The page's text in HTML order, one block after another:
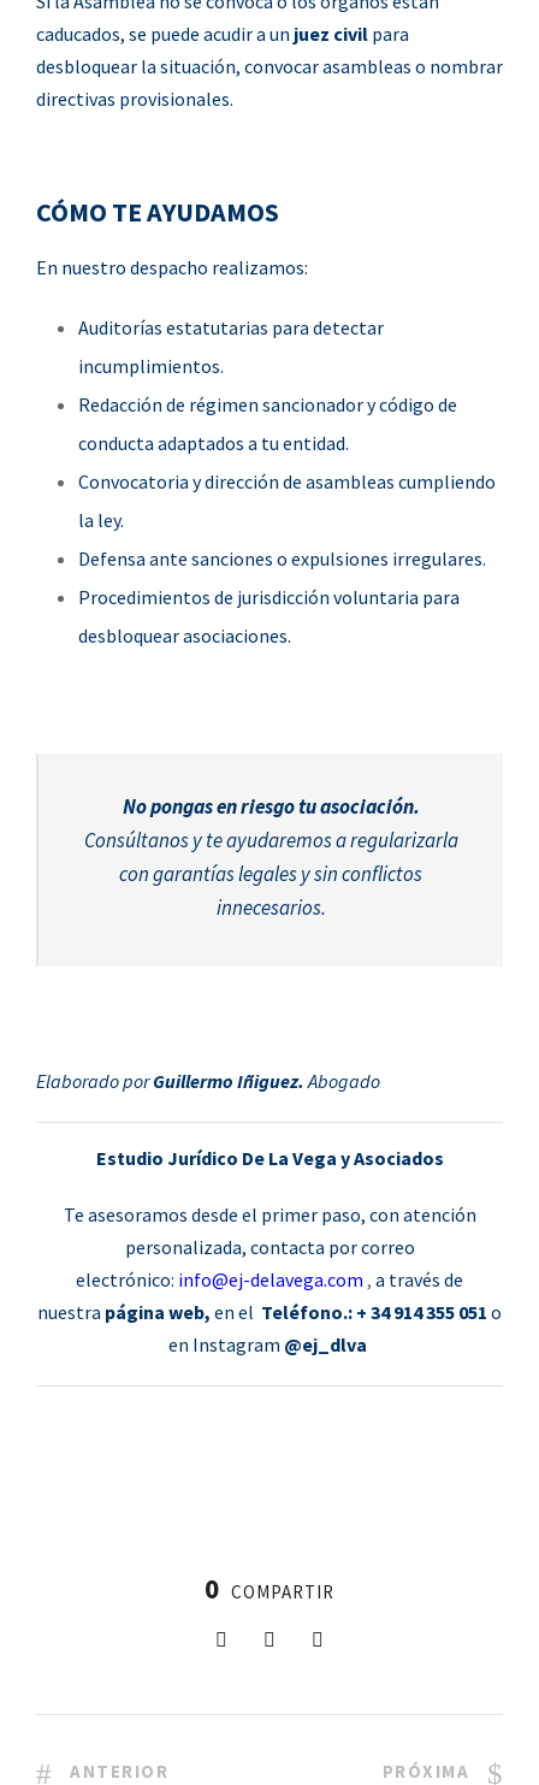
caducados, se puede acudir a un juez civil para
desbloquear la situación, convocar asambleas o nombrar
directivas provisionales.
CÓMO TE AYUDAMOS
En nuestro despacho realizamos:
Auditorías estatutarias para detectar
incumplimientos.
Redacción de régimen sancionador y código de
conducta adaptados a tu entidad.
Convocatoria y dirección de asambleas cumpliendo
la ley.
Defensa ante sanciones o expulsiones irregulares.
Procedimientos de jurisdicción voluntaria para
desbloquear asociaciones.
No pongas en riesgo tu asociación.
Consúltanos y te ayudaremos a regularizarla
con garantías legales y sin conflictos
innecesarios.
Elaborado porGuillermo Iñiguez. Abogado
Estudio Jurídico De La Vega y Asociados
Te asesoramos desde el primer paso, con atención
personalizada, contacta por correo
electrónico: info@ej-delavega.com , a través de
nuestra página web, en el Teléfono.: + 34 914 355 051 o
en Instagram @ej_dlva
0 COMPARTIR
ANTERIOR PRÓXIMA